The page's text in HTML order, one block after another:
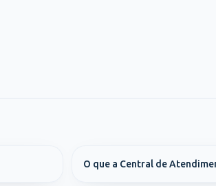
O que a Central de